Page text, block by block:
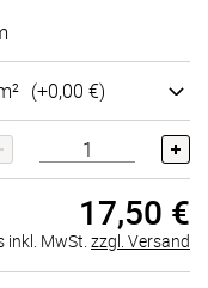
(+0,00 €)
17,50 €
inkl. MwSt. zzgl. Versand